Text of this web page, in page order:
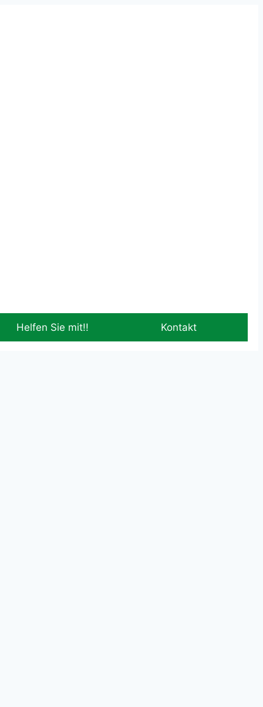
Helfen Sie mit!! Kontakt